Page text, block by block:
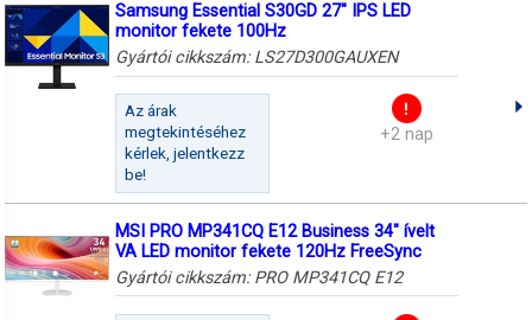
Samsung Essential S30GD 27" IPS LED
monitor fekete 100Hz
Gyártói cikkszám: LS27D300GAUXEN
Az árak
megtekintéséhez
kérlek, jelentkezz
be!
+2 nap
MSI PRO MP341CQ E12 Business 34" ívelt
VA LED monitor fekete 120Hz FreeSync
Gyártói cikkszám: PRO MP341CQ E12